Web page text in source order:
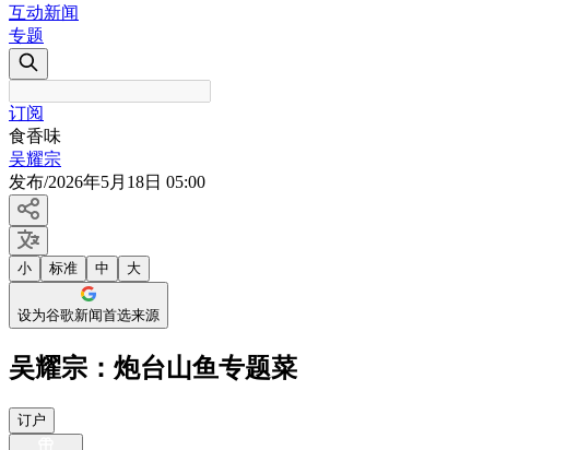
互动新闻
专题
订阅
食香味
吴耀宗
发布/2026年5月18日 05:00
小 标准 中 大
设为谷歌新闻首选来源
吴耀宗：炮台山鱼专题菜
订户